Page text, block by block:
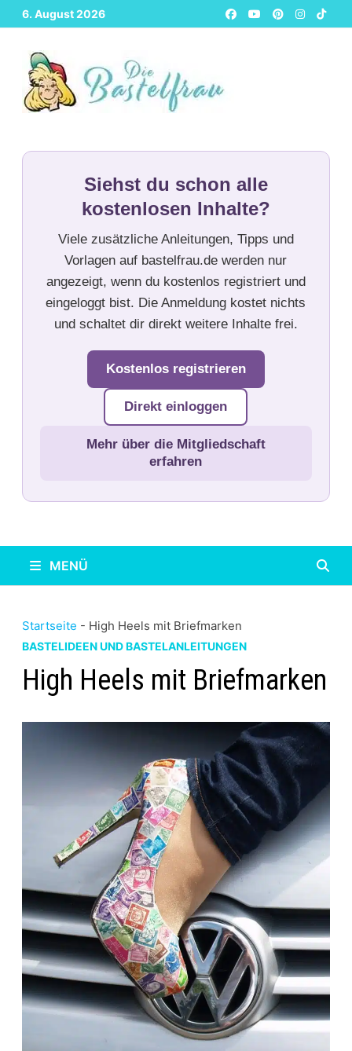
Zurück
zum
Inhalt
6. August 2026
Siehst du schon alle
kostenlosen Inhalte?
Viele zusätzliche Anleitungen, Tipps und
Vorlagen auf bastelfrau.de werden nur
angezeigt, wenn du kostenlos registriert und
eingeloggt bist. Die Anmeldung kostet nichts
und schaltet dir direkt weitere Inhalte frei.
Kostenlos registrieren
Direkt einloggen
Mehr über die Mitgliedschaft
erfahren
MENÜ
Startseite - High Heels mit Briefmarken
BASTELIDEEN UND BASTELANLEITUNGEN
High Heels mit Briefmarken